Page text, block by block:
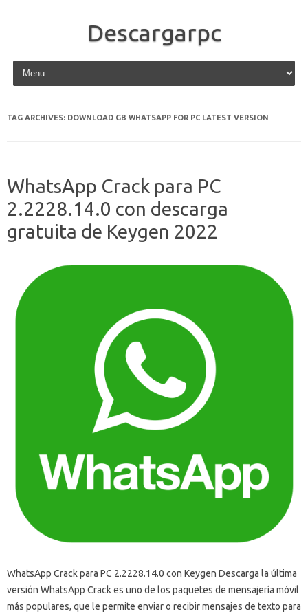
Descargarpc
Skip to content
TAG ARCHIVES: DOWNLOAD GB WHATSAPP FOR PC LATEST VERSION
WhatsApp Crack para PC
2.2228.14.0 con descarga
gratuita de Keygen 2022
WhatsApp Crack para PC 2.2228.14.0 con Keygen Descarga la última
versión WhatsApp Crack es uno de los paquetes de mensajería móvil
más populares, que le permite enviar o recibir mensajes de texto para